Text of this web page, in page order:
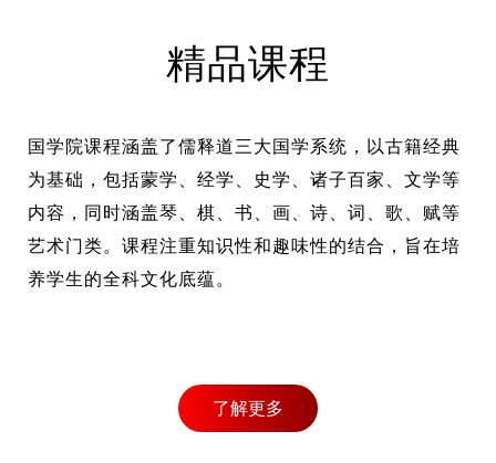
精品课程
国学院课程涵盖了儒释道三大国学系统，以古籍经典
为基础，包括蒙学、经学、史学、诸子百家、文学等
内容，同时涵盖琴、棋、书、画、诗、词、歌、赋等
艺术门类。课程注重知识性和趣味性的结合，旨在培
养学生的全科文化底蕴。
了解更多